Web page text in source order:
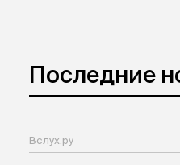
Последние
Вслух.ру